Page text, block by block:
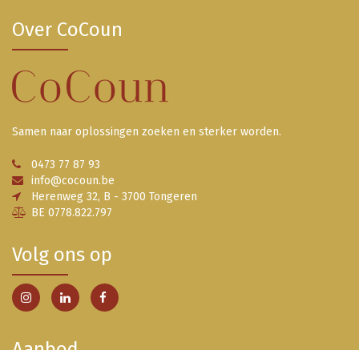
Over CoCoun
Samen naar oplossingen zoeken en sterker worden.
0473 77 87 93
info@cocoun.be
Herenweg 32, B - 3700 Tongeren
BE 0778.822.797
Volg ons op